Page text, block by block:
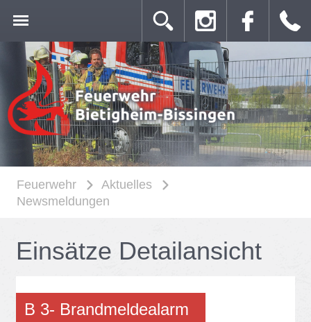
Feuerwehr
Aktuelles
Newsmeldungen
Ein­sät­ze De­tail­an­sicht
B 3- Brand­mel­de­alarm